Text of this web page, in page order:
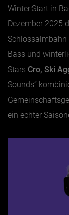
Winter:Start in
Dezember 2025
Schlossalmbahn
Bass und
Stars Cro, Ski
Sounds“
ein echter